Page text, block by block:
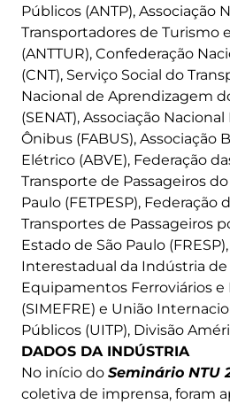
Públicos (ANTP), Associação
Transportadores de Turismo
(ANTTUR), Confederação
(CNT), Serviço Social do
Nacional de Aprendizagem
(SENAT), Associação
Ônibus (FABUS), Associação
Elétrico (ABVE), Federação
Transporte de Passageiros
Paulo (FETPESP), Federação
Transportes de Passageiros
Estado de São Paulo
Interestadual da Indústria de
Equipamentos Ferroviários e
(SIMEFRE) e União
Públicos (UITP), Divisão
DADOS DA INDÚSTRIA
No início do Seminário NTU
coletiva de imprensa, foram